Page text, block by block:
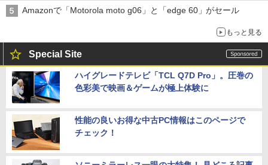
Amazonで「Motorola moto g06」と「edge 60」がセール
もっと見る
Special Site
ハイグレードテレビ「TCL Q7D Pro」。圧巻の
色彩美で映画＆ゲームが極上体験に
性能の良いお得な中古PC情報はこのページで
チェック！